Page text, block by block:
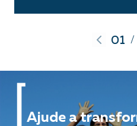
01 /
Ajude a